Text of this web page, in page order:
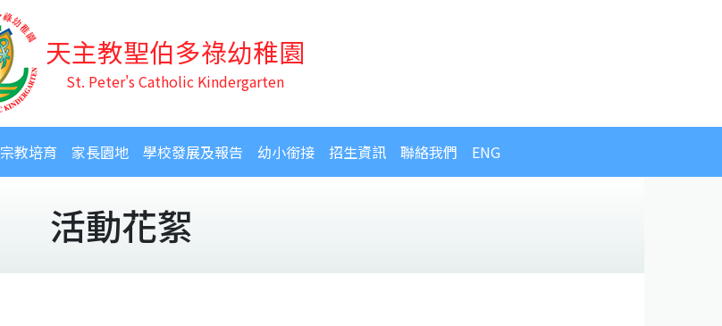
天主教聖伯多祿幼稚園
St. Peter's Catholic Kindergarten
宗教培育 家長園地 學校發展及報告 幼小銜接 招生資訊 聯絡我們 ENG
活動花絮